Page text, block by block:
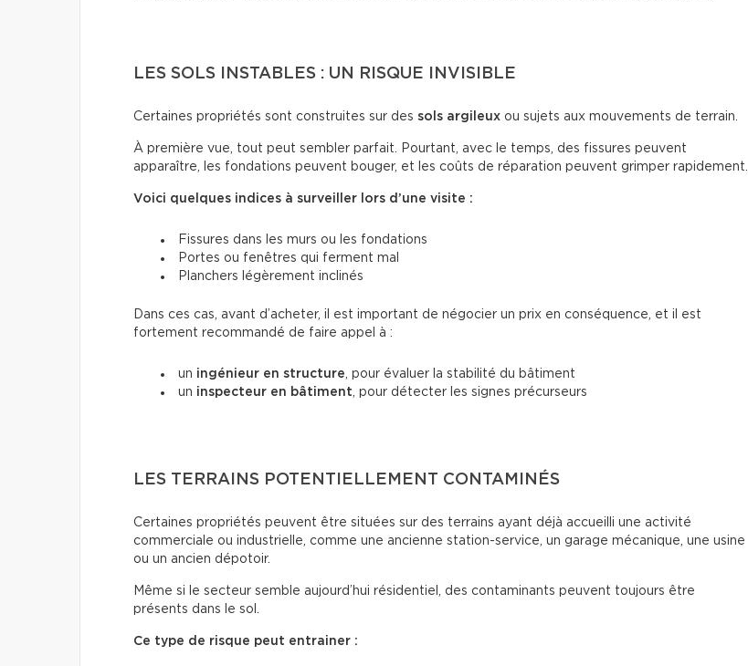
LES SOLS INSTABLES : UN RISQUE INVISIBLE
Certaines propriétés sont construites sur des sols argileux ou sujets aux mouvements de terrain.
À première vue, tout peut sembler parfait. Pourtant, avec le temps, des fissures peuvent
apparaître, les fondations peuvent bouger, et les coûts de réparation peuvent grimper rapidement.
Voici quelques indices à surveiller lors d’une visite :
Fissures dans les murs ou les fondations
Portes ou fenêtres qui ferment mal
Planchers légèrement inclinés
Dans ces cas, avant d’acheter, il est important de négocier un prix en conséquence, et il est
fortement recommandé de faire appel à :
un ingénieur en structure, pour évaluer la stabilité du bâtiment
un inspecteur en bâtiment, pour détecter les signes précurseurs
LES TERRAINS POTENTIELLEMENT CONTAMINÉS
Certaines propriétés peuvent être situées sur des terrains ayant déjà accueilli une activité
commerciale ou industrielle, comme une ancienne station-service, un garage mécanique, une usine
ou un ancien dépotoir.
Même si le secteur semble aujourd’hui résidentiel, des contaminants peuvent toujours être
présents dans le sol.
Ce type de risque peut entrainer :